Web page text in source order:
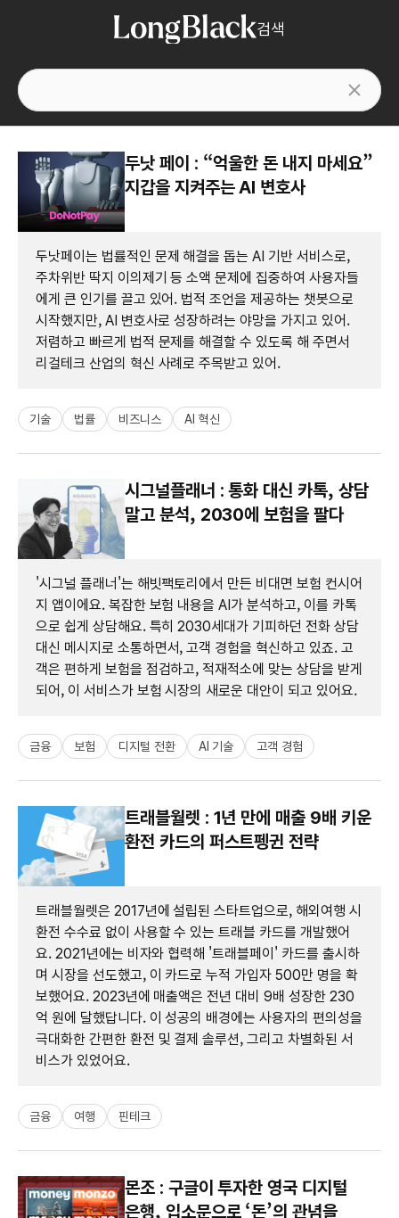
검색
두낫 페이 : “억울한 돈 내지 마세요”
지갑을 지켜주는 AI 변호사
두낫페이는 법률적인 문제 해결을 돕는 AI 기반 서비스로,
주차위반 딱지 이의제기 등 소액 문제에 집중하여 사용자들
에게 큰 인기를 끌고 있어. 법적 조언을 제공하는 챗봇으로
시작했지만, AI 변호사로 성장하려는 야망을 가지고 있어.
저렴하고 빠르게 법적 문제를 해결할 수 있도록 해 주면서
리걸테크 산업의 혁신 사례로 주목받고 있어.
기술 법률 비즈니스 AI 혁신
시그널플래너 : 통화 대신 카톡, 상담
말고 분석, 2030에 보험을 팔다
'시그널 플래너'는 해빗팩토리에서 만든 비대면 보험 컨시어
지 앱이에요. 복잡한 보험 내용을 AI가 분석하고, 이를 카톡
으로 쉽게 상담해요. 특히 2030세대가 기피하던 전화 상담
대신 메시지로 소통하면서, 고객 경험을 혁신하고 있죠. 고
객은 편하게 보험을 점검하고, 적재적소에 맞는 상담을 받게
되어, 이 서비스가 보험 시장의 새로운 대안이 되고 있어요.
금융 보험 디지털 전환 AI 기술 고객 경험
트래블월렛 : 1년 만에 매출 9배 키운
환전 카드의 퍼스트펭귄 전략
트래블월렛은 2017년에 설립된 스타트업으로, 해외여행 시
환전 수수료 없이 사용할 수 있는 트래블 카드를 개발했어
요. 2021년에는 비자와 협력해 '트래블페이' 카드를 출시하
며 시장을 선도했고, 이 카드로 누적 가입자 500만 명을 확
보했어요. 2023년에 매출액은 전년 대비 9배 성장한 230
억 원에 달했답니다. 이 성공의 배경에는 사용자의 편의성을
극대화한 간편한 환전 및 결제 솔루션, 그리고 차별화된 서
비스가 있었어요.
금융 여행 핀테크
몬조 : 구글이 투자한 영국 디지털
은행, 입소문으로 ‘돈’의 관념을